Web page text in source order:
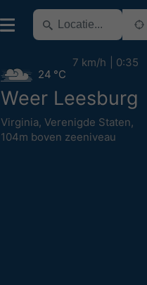
Weer Leesburg
Virginia, Verenigde Staten,
104m boven zeeniveau
24 °C
7 km/h 0:35